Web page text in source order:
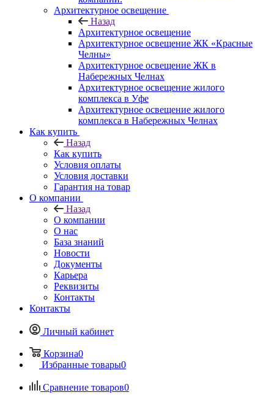
Архитектурное освещение
Назад
Архитектурное освещение
Архитектурное освещение ЖК «Красные
Челны»
Архитектурное освещение ЖК в
Набережных Челнах
Архитектурное освещение жилого
комплекса в Уфе
Архитектурное освещение жилого
комплекса в Набережных Челнах
Как купить
Назад
Как купить
Условия оплаты
Условия доставки
Гарантия на товар
О компании
Назад
О компании
О нас
База знаний
Новости
Документы
Карьера
Реквизиты
Контакты
Контакты
Личный кабинет
Корзина0
Избранные товары0
Сравнение товаров0